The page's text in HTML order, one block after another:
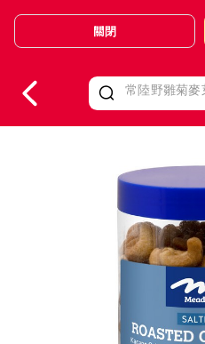
Valid Until 30 June 2026
關閉